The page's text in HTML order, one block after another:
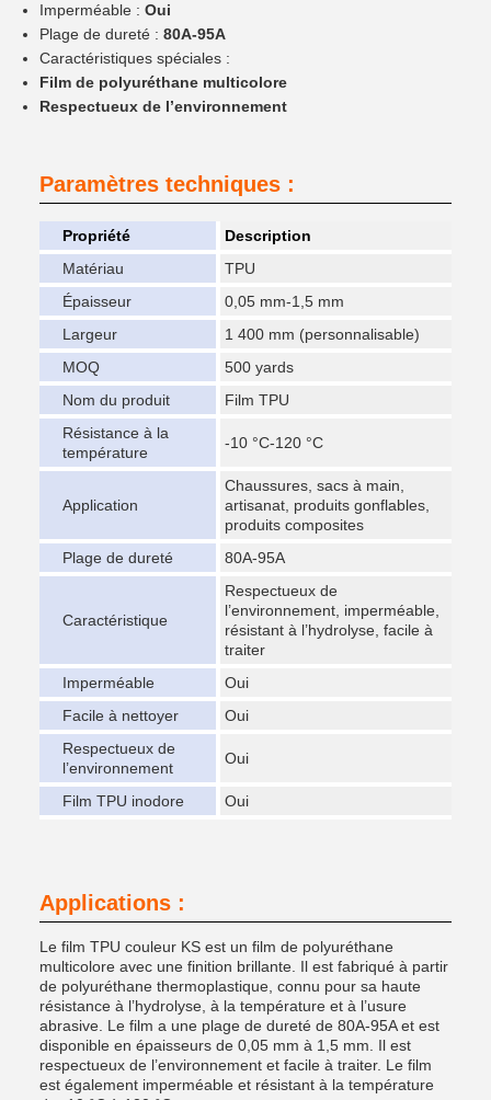
Imperméable : Oui
Plage de dureté : 80A-95A
Caractéristiques spéciales :
Film de polyuréthane multicolore
Respectueux de l’environnement
Paramètres techniques :
Propriété
Description
Matériau
TPU
Épaisseur
0,05 mm-1,5 mm
Largeur
1 400 mm (personnalisable)
MOQ
500 yards
Nom du produit
Film TPU
Résistance à la
température
-10 °C-120 °C
Application
Chaussures, sacs à main,
artisanat, produits gonflables,
produits composites
Plage de dureté
80A-95A
Caractéristique
Respectueux de
l’environnement, imperméable,
résistant à l’hydrolyse, facile à
traiter
Imperméable
Oui
Facile à nettoyer
Oui
Respectueux de
l’environnement
Oui
Film TPU inodore Oui
Applications :
Le film TPU couleur KS est un film de polyuréthane
multicolore avec une finition brillante. Il est fabriqué à partir
de polyuréthane thermoplastique, connu pour sa haute
résistance à l’hydrolyse, à la température et à l’usure
abrasive. Le film a une plage de dureté de 80A-95A et est
disponible en épaisseurs de 0,05 mm à 1,5 mm. Il est
respectueux de l’environnement et facile à traiter. Le film
est également imperméable et résistant à la température